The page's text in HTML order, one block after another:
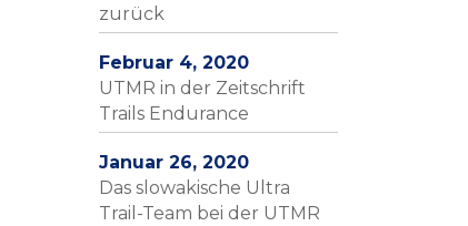
zurück
Februar 4, 2020
UTMR in der Zeitschrift
Trails Endurance
Januar 26, 2020
Das slowakische Ultra
Trail-Team bei der UTMR